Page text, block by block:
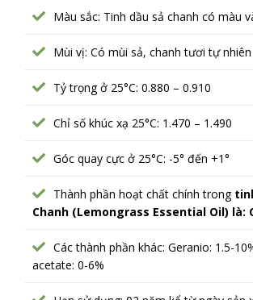
Màu sắc: Tinh dầu sả chanh có màu
Mùi vị: Có mùi sả, chanh tươi tự nhiên
Tỷ trọng ở 25°C: 0.880 – 0.910
Chỉ số khúc xạ 25°C: 1.470 – 1.490
Góc quay cực ở 25°C: -5° đến +1°
Thành phần hoạt chất chính trong
Chanh (Lemongrass Essential Oil) là:
Các thành phần khác: Geranio: 1.5-
acetate: 0-6%